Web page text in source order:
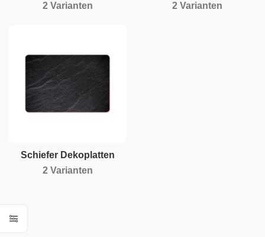
2 Varianten
2 Varianten
Schiefer Dekoplatten
2 Varianten